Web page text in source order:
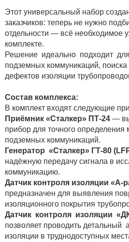
Этот универсальный набор
заказчиков: теперь не нужно
отдельности — всё необходимое
комплекте.
Решение идеально подходит
подземных коммуникаций, поиска
дефектов изоляции
Состав комплекса:
В комплект входят следующие
Приёмник «Сталкер» ПТ-24 —
прибор для точного определения
подземных коммуникаций.
Генератор «Сталкер» ГТ-80
надёжную передачу сигнала в
коммуникацию.
Датчик контроля изоляции «А-
предназначен для выявления
изоляционного покрытия
Датчик контроля изоляции
позволяет проводить детальный
изоляции в труднодоступных